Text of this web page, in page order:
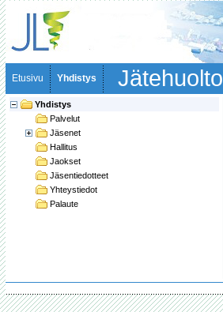
Etusivu Yhdistys Jätehuolto
Yhdistys
Palvelut
Jäsenet
Hallitus
Jaokset
Jäsentiedotteet
Yhteystiedot
Palaute